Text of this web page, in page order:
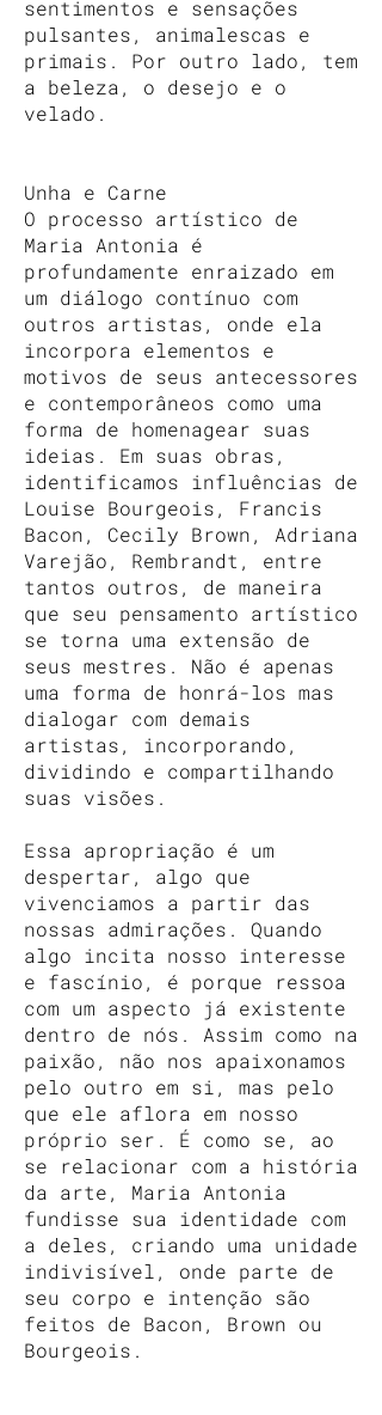
sentimentos e sensações
pulsantes, animalescas e
primais. Por outro lado, tem
a beleza, o desejo e o
velado.
Unha e Carne
O processo artístico de
Maria Antonia é
profundamente enraizado em
um diálogo contínuo com
outros artistas, onde ela
incorpora elementos e
motivos de seus antecessores
e contemporâneos como uma
forma de homenagear suas
ideias. Em suas obras,
identificamos influências de
Louise Bourgeois, Francis
Bacon, Cecily Brown, Adriana
Varejão, Rembrandt, entre
tantos outros, de maneira
que seu pensamento artístico
se torna uma extensão de
seus mestres. Não é apenas
uma forma de honrá-los mas
dialogar com demais
artistas, incorporando,
dividindo e compartilhando
suas visões.
Essa apropriação é um
despertar, algo que
vivenciamos a partir das
nossas admirações. Quando
algo incita nosso interesse
e fascínio, é porque ressoa
com um aspecto já existente
dentro de nós. Assim como na
paixão, não nos apaixonamos
pelo outro em si, mas pelo
que ele aflora em nosso
próprio ser. É como se, ao
se relacionar com a história
da arte, Maria Antonia
fundisse sua identidade com
a deles, criando uma unidade
indivisível, onde parte de
seu corpo e intenção são
feitos de Bacon, Brown ou
Bourgeois.